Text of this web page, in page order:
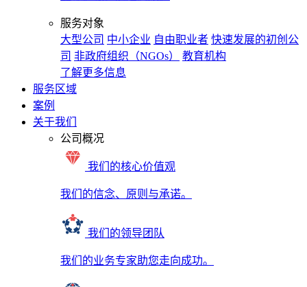
服务对象
大型公司 中小企业 自由职业者 快速发展的初创公
司 非政府组织（NGOs）
教育机构
了解更多信息
服务区域
案例
关于我们
公司概况
我们的核心价值观
我们的信念、原则与承诺。
我们的领导团队
我们的业务专家助您走向成功。